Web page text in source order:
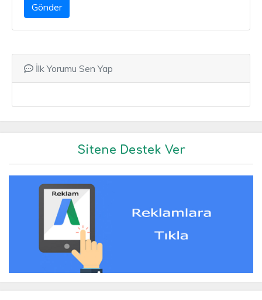
Gönder
İlk Yorumu Sen Yap
Sitene Destek Ver